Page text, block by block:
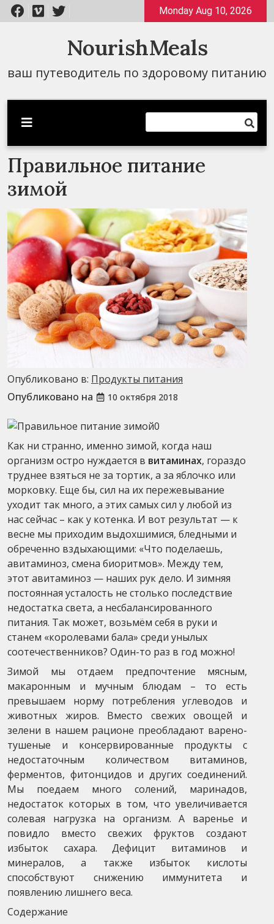
Перейти
к
Monday Aug 10, 2026
NourishMeals
ваш путеводитель по здоровому питанию
Правильное питание
зимой
Опубликовано в: Продукты питания
Опубликовано на
10 октября 2018
Как ни странно, именно зимой, когда наш
организм остро нуждается в витаминах, гораздо
труднее взяться не за тортик, а за яблочко или
морковку. Еще бы, сил на их пережевывание
уходит так много, а этих самых сил у любой из
нас сейчас – как у котенка. И вот результат — к
весне мы приходим выдохшимися, бледными и
обреченно вздыхающими: «Что поделаешь,
авитаминоз, смена биоритмов». Между тем,
этот авитаминоз — наших рук дело. И зимняя
постоянная усталость не столько последствие
недостатка света, а несбалансированного
питания. Так может, возьмём себя в руки и
станем «королевами бала» среди унылых
соотечественников? Один-то раз в год можно!
Зимой мы отдаем предпочтение мясным,
макаронным и мучным блюдам – то есть
превышаем норму потребления углеводов и
животных жиров. Вместо свежих овощей и
зелени в нашем рационе преобладают варено-
тушеные и консервированные продукты с
недостаточным количеством витаминов,
ферментов, фитонцидов и других соединений.
Мы поедаем много солений, маринадов,
недостаток которых в том, что увеличивается
солевая нагрузка на организм. А варенье и
повидло вместо свежих фруктов создают
избыток сахара. Дефицит витаминов и
минералов, а также избыток кислоты
способствуют снижению иммунитета и
появлению лишнего веса.
Содержание